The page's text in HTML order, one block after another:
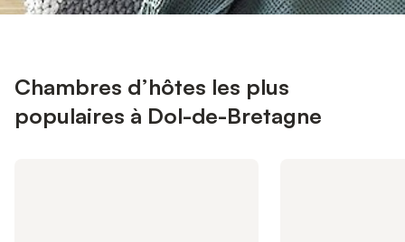
Chambres d’hôtes les plus
populaires à Dol-de-Bretagne